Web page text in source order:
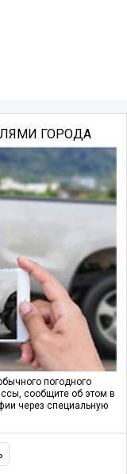
ГОРОДА
погодного
сообщите об этом в
через специальную